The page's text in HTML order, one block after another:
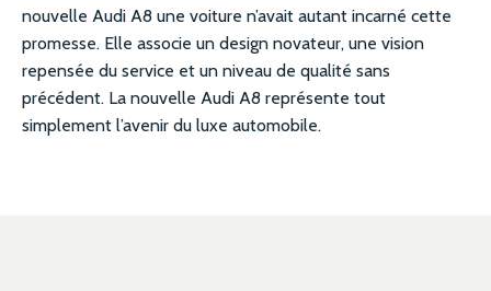
nouvelle Audi A8 une voiture n’avait autant incarné cette
promesse. Elle associe un design novateur, une vision
repensée du service et un niveau de qualité sans
précédent. La nouvelle Audi A8 représente tout
simplement l’avenir du luxe automobile.